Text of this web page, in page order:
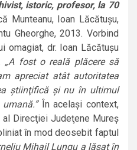
istoric, profesor, la 70
Munteanu, Ioan Lăcătuşu,
Gheorghe, 2013. Vorbind
omagiat, dr. Ioan Lăcătuşu
„A fost o reală plăcere să
apreciat atât autoritatea
ştiinţifică şi nu în ultimul
În acelaşi context,
Direcţiei Judeţene Mureş
în mod deosebit faptul
Mihail Lungu a lăsat în